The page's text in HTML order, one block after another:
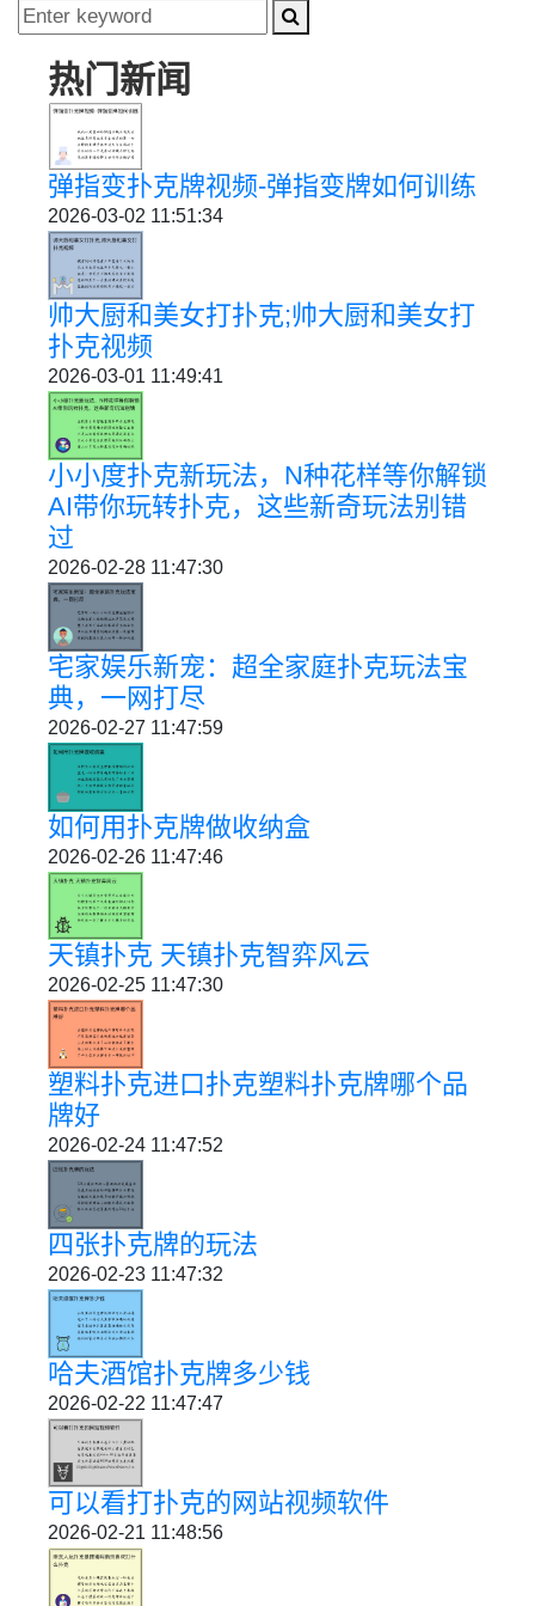
热门新闻
弹指变扑克牌视频-弹指变牌如何训练
2026-03-02 11:51:34
帅大厨和美女打扑克;帅大厨和美女打
扑克视频
2026-03-01 11:49:41
小小度扑克新玩法，N种花样等你解锁
AI带你玩转扑克，这些新奇玩法别错
过
2026-02-28 11:47:30
宅家娱乐新宠：超全家庭扑克玩法宝
典，一网打尽
2026-02-27 11:47:59
如何用扑克牌做收纳盒
2026-02-26 11:47:46
天镇扑克 天镇扑克智弈风云
2026-02-25 11:47:30
塑料扑克进口扑克塑料扑克牌哪个品
牌好
2026-02-24 11:47:52
四张扑克牌的玩法
2026-02-23 11:47:32
哈夫酒馆扑克牌多少钱
2026-02-22 11:47:47
可以看打扑克的网站视频软件
2026-02-21 11:48:56